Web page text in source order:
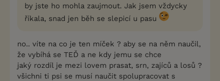
by jste ho mohla zaujmout. Jak jsem vždycky
říkala, snad jen běh se slepicí u pasu
no.. víte na co je ten míček ? aby se na něm naučil,
že vybíhá se TEĎ a ne kdy jemu se chce
jaký rozdíl je mezi lovem prasat, srn, zajíců a losů ?
všichni ti psi se musí naučit spolupracovat s